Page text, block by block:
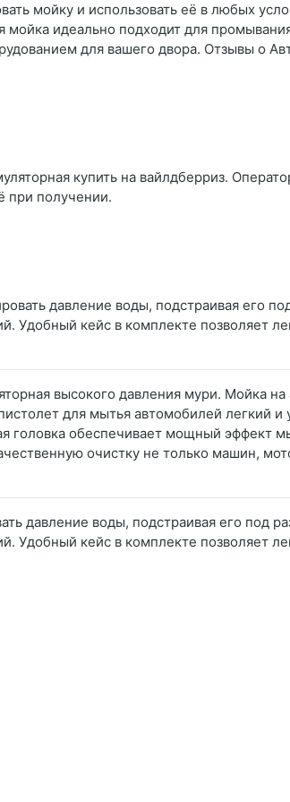
мойку и использовать её в любых
идеально подходит для
для вашего двора. Отзывы о
купить на вайлдберриз.
при получении.
давление воды, подстраивая его
Удобный кейс в комплекте позволяет
высокого давления мури. Мойка
для мытья автомобилей легкий
головка обеспечивает мощный эффект
очистку не только машин,
давление воды, подстраивая его под
Удобный кейс в комплекте позволяет